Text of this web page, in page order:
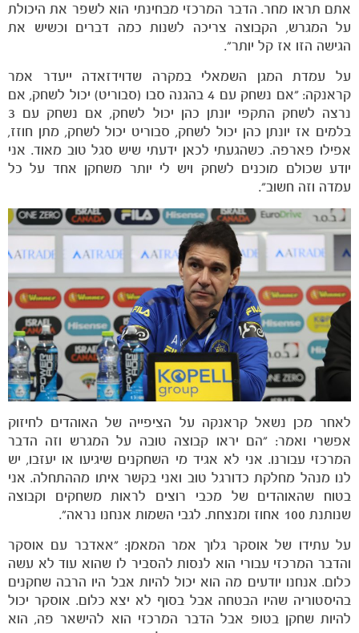
משחקים
ותוצאות
אתם תראו מחר. הדבר המרכזי מבחינתי הוא לשפר את היכולת
על המגרש, הקבוצה צריכה לשנות כמה דברים וכשיש את
הגישה הזו אז קל יותר".
על עמדת המגן השמאלי במקרה שדוידזאדה ייעדר אמר
קראנקה: "אם נשחק עם 4 בהגנה סבו (סבוריט) יכול לשחק, אם
נרצה לשחק התקפי יונתן כהן יכול לשחק, אם נשחק עם 3
בלמים אז יונתן כהן יכול לשחק, סבוריט יכול לשחק, מתן חוזז,
אפילו פארפה. כשהגעתי לכאן ידעתי שיש סגל טוב מאוד. אני
יודע שכולם מוכנים לשחק ויש לי יותר משחקן אחד על כל
עמדה וזה חשוב".
לאחר מכן נשאל קראנקה על הציפייה של האוהדים לחיזוק
אפשרי ואמר: "הם יראו קבוצה טובה על המגרש וזה הדבר
המרכזי עבורנו. אני לא אגיד מי השחקנים שיגיעו או יעזבו, יש
לנו מנהל מחלקת כדורגל טוב ואני בקשר איתו מההתחלה. אני
בטוח שהאוהדים של מכבי רוצים לראות משחקים וקבוצה
שנותנת 100 אחוז ומנצחת. לגבי השמות אנחנו נראה".
על עתידו של אוסקר גלוך אמר המאמן: "אאדבר עם אוסקר
והדבר המרכזי עבורי הוא לנסות להסביר לו שהוא עוד לא עשה
כלום. אנחנו יודעים מה הוא יכול להיות אבל היו הרבה שחקנים
בהיסטוריה שהיו הבטחה אבל בסוף לא יצא כלום. אוסקר יכול
להיות שחקן בטופ אבל הדבר המרכזי הוא להישאר פה, הוא